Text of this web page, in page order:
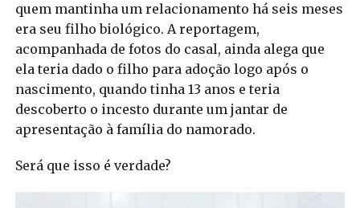
quem mantinha um relacionamento há seis meses
era seu filho biológico. A reportagem,
acompanhada de fotos do casal, ainda alega que
ela teria dado o filho para adoção logo após o
nascimento, quando tinha 13 anos e teria
descoberto o incesto durante um jantar de
apresentação à família do namorado.
Será que isso é verdade?